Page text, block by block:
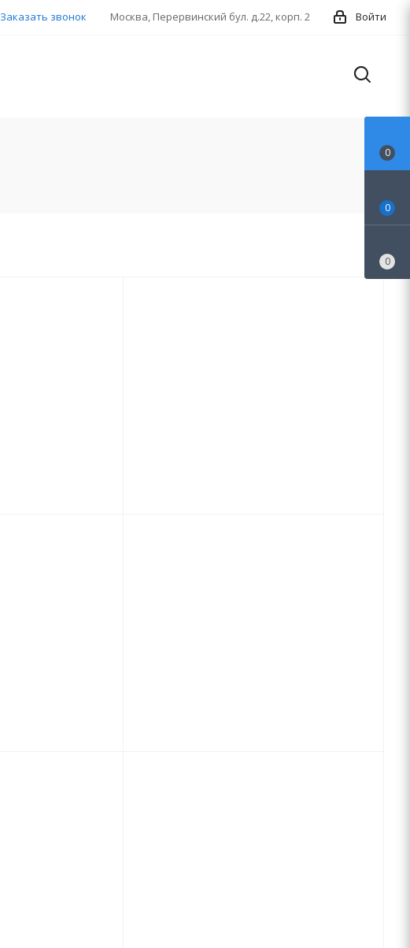
Войти
Москва, Перервинский бул. д.22, корп. 2
Заказать звонок
0
0
0